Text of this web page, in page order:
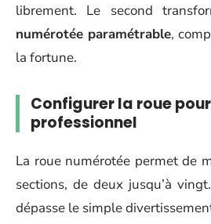
librement. Le second
numérotée paramétrable,
la fortune.
Configurer la roue
professionnel
La roue numérotée permet de
sections, de deux jusqu’à
dépasse le simple